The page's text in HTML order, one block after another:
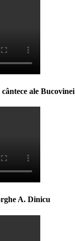
ale Bucovinei
A. Dinicu